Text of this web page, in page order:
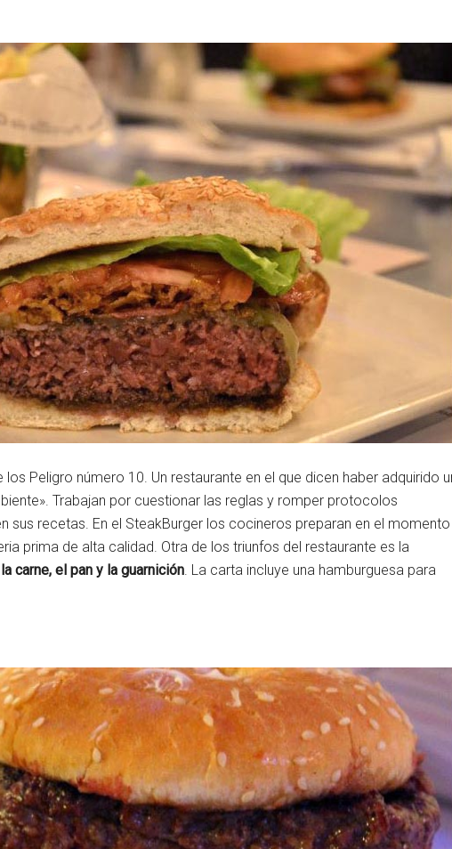
Peligro número 10. Un restaurante en el que dicen haber adquirido
Trabajan por cuestionar las reglas y romper protocolos
sus recetas. En el SteakBurger los cocineros preparan en el momento
prima de alta calidad. Otra de los triunfos del restaurante es la
carne, el pan y la guarnición. La carta incluye una hamburguesa para